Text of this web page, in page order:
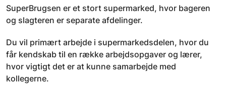
SuperBrugsen er et stort supermarked, hvor bageren
og slagteren er separate afdelinger.
Du vil primært arbejde i supermarkedsdelen, hvor du
får kendskab til en række arbejdsopgaver og lærer,
hvor vigtigt det er at kunne samarbejde med
kollegerne.